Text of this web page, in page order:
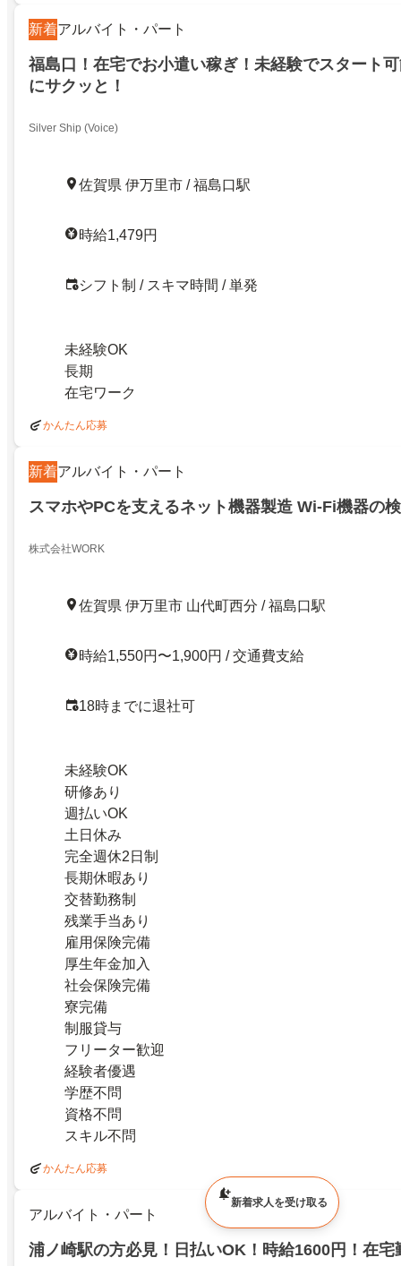
新着アルバイト・パート
福島口！在宅でお小遣い稼ぎ！未経験でスタート
にサクッと！
Silver Ship (Voice)
佐賀県 伊万里市 / 福島口駅
時給1,479円
シフト制 / スキマ時間 / 単発
未経験OK
長期
在宅ワーク
かんたん応募
新着アルバイト・パート
スマホやPCを支えるネット機器製造 Wi-Fi機器の
株式会社WORK
佐賀県 伊万里市 山代町西分 / 福島口駅
時給1,550円〜1,900円 / 交通費支給
18時までに退社可
未経験OK
研修あり
週払いOK
土日休み
完全週休2日制
長期休暇あり
交替勤務制
残業手当あり
雇用保険完備
厚生年金加入
社会保険完備
寮完備
制服貸与
フリーター歓迎
経験者優遇
学歴不問
資格不問
スキル不問
かんたん応募
アルバイト・パート
浦ノ崎駅の方必見！日払いOK！時給1600円！在宅
新着求人を受け取る